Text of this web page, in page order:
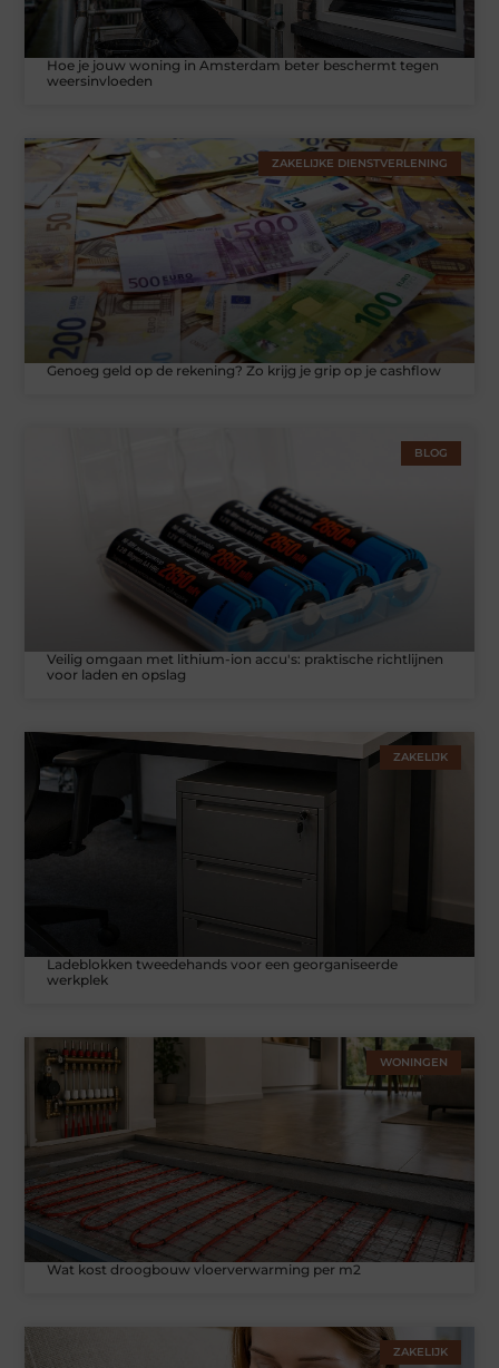
Hoe je jouw woning in Amsterdam beter beschermt tegen
weersinvloeden
ZAKELIJKE DIENSTVERLENING
Genoeg geld op de rekening? Zo krijg je grip op je cashflow
BLOG
Veilig omgaan met lithium-ion accu's: praktische richtlijnen
voor laden en opslag
ZAKELIJK
Ladeblokken tweedehands voor een georganiseerde
werkplek
WONINGEN
Wat kost droogbouw vloerverwarming per m2
ZAKELIJK